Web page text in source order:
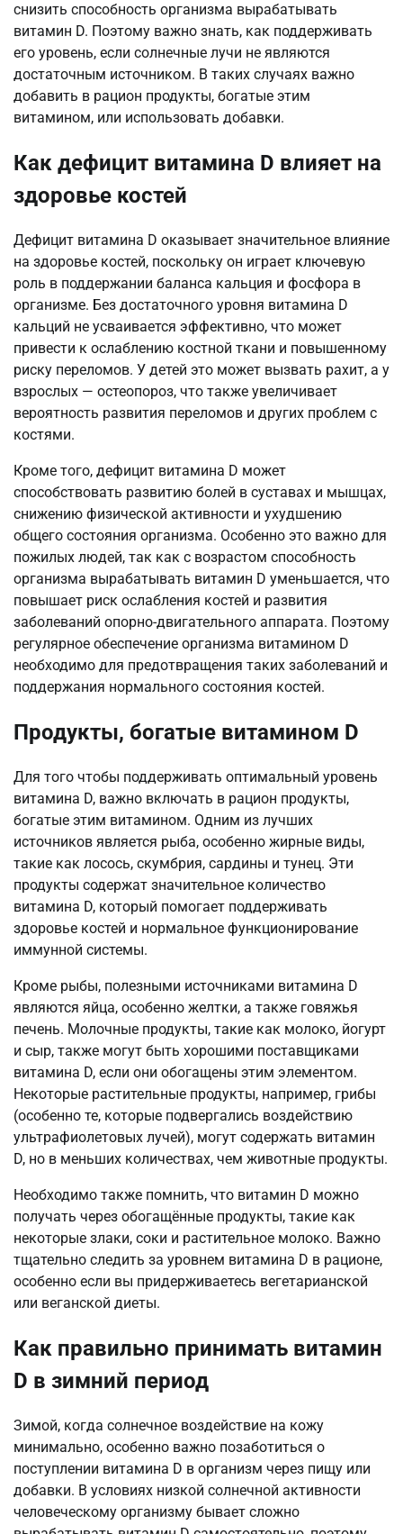
снизить способность организма вырабатывать
витамин D. Поэтому важно знать, как поддерживать
его уровень, если солнечные лучи не являются
достаточным источником. В таких случаях важно
добавить в рацион продукты, богатые этим
витамином, или использовать добавки.
Как дефицит витамина D влияет на
здоровье костей
Дефицит витамина D оказывает значительное влияние
на здоровье костей, поскольку он играет ключевую
роль в поддержании баланса кальция и фосфора в
организме. Без достаточного уровня витамина D
кальций не усваивается эффективно, что может
привести к ослаблению костной ткани и повышенному
риску переломов. У детей это может вызвать рахит, а у
взрослых — остеопороз, что также увеличивает
вероятность развития переломов и других проблем с
костями.
Кроме того, дефицит витамина D может
способствовать развитию болей в суставах и мышцах,
снижению физической активности и ухудшению
общего состояния организма. Особенно это важно для
пожилых людей, так как с возрастом способность
организма вырабатывать витамин D уменьшается, что
повышает риск ослабления костей и развития
заболеваний опорно-двигательного аппарата. Поэтому
регулярное обеспечение организма витамином D
необходимо для предотвращения таких заболеваний и
поддержания нормального состояния костей.
Продукты, богатые витамином D
Для того чтобы поддерживать оптимальный уровень
витамина D, важно включать в рацион продукты,
богатые этим витамином. Одним из лучших
источников является рыба, особенно жирные виды,
такие как лосось, скумбрия, сардины и тунец. Эти
продукты содержат значительное количество
витамина D, который помогает поддерживать
здоровье костей и нормальное функционирование
иммунной системы.
Кроме рыбы, полезными источниками витамина D
являются яйца, особенно желтки, а также говяжья
печень. Молочные продукты, такие как молоко, йогурт
и сыр, также могут быть хорошими поставщиками
витамина D, если они обогащены этим элементом.
Некоторые растительные продукты, например, грибы
(особенно те, которые подвергались воздействию
ультрафиолетовых лучей), могут содержать витамин
D, но в меньших количествах, чем животные продукты.
Необходимо также помнить, что витамин D можно
получать через обогащённые продукты, такие как
некоторые злаки, соки и растительное молоко. Важно
тщательно следить за уровнем витамина D в рационе,
особенно если вы придерживаетесь вегетарианской
или веганской диеты.
Как правильно принимать витамин
D в зимний период
Зимой, когда солнечное воздействие на кожу
минимально, особенно важно позаботиться о
поступлении витамина D в организм через пищу или
добавки. В условиях низкой солнечной активности
человеческому организму бывает сложно